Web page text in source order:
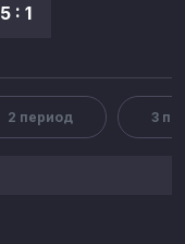
5 : 1
2 период 3